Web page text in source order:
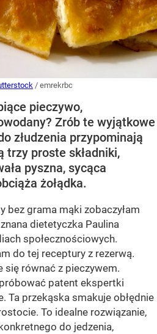
/ emrekrbc
pieczywo,
Zrób te wyjątkowe
złudzenia przypominają
trzy proste składniki,
pyszna, sycąca
żołądka.
bez grama mąki zobaczyłam
dietetyczka Paulina
społecznościowych.
do tej receptury z rezerwą.
się równać z pieczywem.
patent ekspertki
Ta przekąska smakuje obłędnie
To idealne rozwiązanie,
do jedzenia,